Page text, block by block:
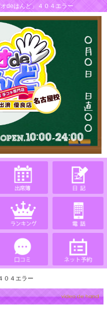
deはんど」４０４エラー
０４エラー